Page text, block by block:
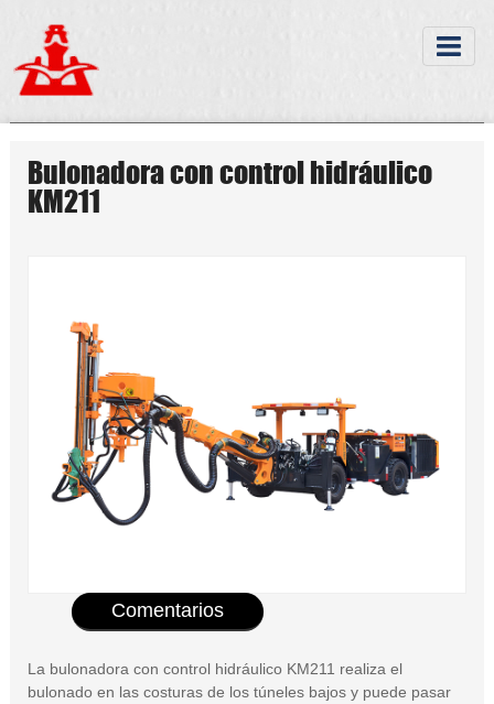
Bulonadora con control hidráulico
KM211
Comentarios
La bulonadora con control hidráulico KM211 realiza el
bulonado en las costuras de los túneles bajos y puede pasar